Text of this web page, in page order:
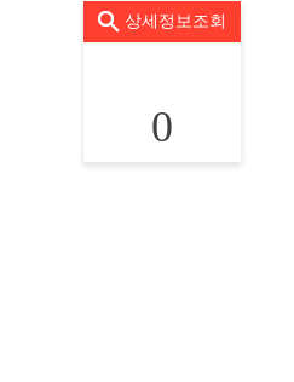
상세정보조회
0